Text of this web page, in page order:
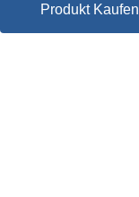
Produkt Kaufen